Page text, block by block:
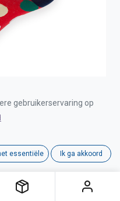
gebruikerservaring op
essentiële Ik ga akkoord